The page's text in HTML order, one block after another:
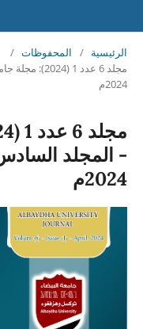
الرئيسية / المحفوظات /
مجلد 6 عدد 1
2024م
- المجلد
2024م